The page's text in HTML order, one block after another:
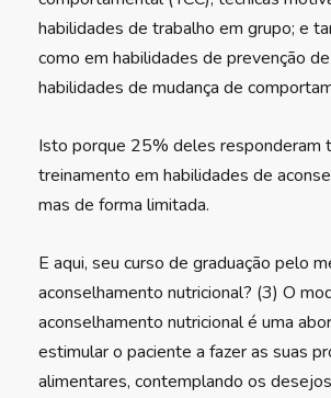
habilidades de trabalho em grupo; e
como em habilidades de prevenção
habilidades de mudança de
Isto porque 25% deles responderam
treinamento em habilidades de
mas de forma limitada.
E aqui, seu curso de graduação pelo
aconselhamento nutricional? (3) O
aconselhamento nutricional é uma
estimular o paciente a fazer as suas
alimentares, contemplando os